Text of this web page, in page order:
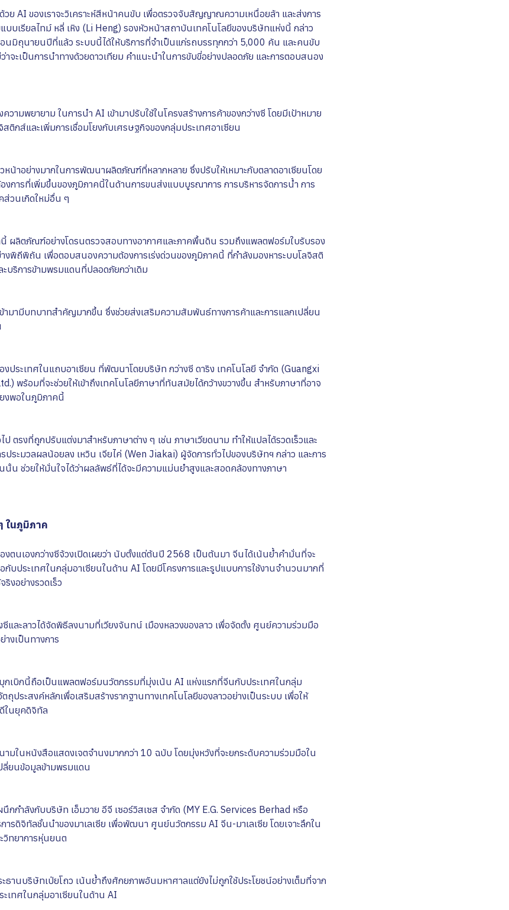
ย AI ของเราจะวิเคราะห์สีหน้าคนขับ เพื่อตรวจจับสัญญาณความเหนื่อยล้า และส่งการ
บบเรียลไทม์ หลี่ เหิง (Li Heng) รองหัวหน้าสถาบันเทคโนโลยีของบริษัทแห่งนี้ กล่าว
อนมิถุนายนปีที่แล้ว ระบบนี้ได้ให้บริการที่จำเป็นแก่รถบรรทุกกว่า 5,000 คัน และคนขับ
ะเป็นการนำทางด้วยดาวเทียม คำแนะนำในการขับขี่อย่างปลอดภัย และการตอบสนอง
ามพยายาม ในการนำ AI เข้ามาปรับใช้ในโครงสร้างการค้าของกว่างซี โดยมีเป้าหมาย
ติกส์และเพิ่มการเชื่อมโยงกับเศรษฐกิจของกลุ่มประเทศอาเซียน
น้าอย่างมากในการพัฒนาผลิตภัณฑ์ที่หลากหลาย ซึ่งปรับให้เหมาะกับตลาดอาเซียนโดย
งการที่เพิ่มขึ้นของภูมิภาคนี้ในด้านการขนส่งแบบบูรณาการ การบริหารจัดการน้ำ การ
ส่วนเกิดใหม่อื่น ๆ
นี้ ผลิตภัณฑ์อย่างโดรนตรวจสอบทางอากาศและภาคพื้นดิน รวมถึงแพลตฟอร์มใบรับรอง
พิถีพิถัน เพื่อตอบสนองความต้องการเร่งด่วนของภูมิภาคนี้ ที่กำลังมองหาระบบโลจิสติ
บริการข้ามพรมแดนที่ปลอดภัยกว่าเดิม
ามามีบทบาทสำคัญมากขึ้น ซึ่งช่วยส่งเสริมความสัมพันธ์ทางการค้าและการแลกเปลี่ยน
งประเทศในแถบอาเซียน ที่พัฒนาโดยบริษัท กว่างซี ดาริง เทคโนโลยี จำกัด (Guangxi
พร้อมที่จะช่วยให้เข้าถึงเทคโนโลยีภาษาที่ทันสมัยได้กว้างขวางขึ้น สำหรับภาษาที่อาจ
งพอในภูมิภาคนี้
ป ตรงที่ถูกปรับแต่งมาสำหรับภาษาต่าง ๆ เช่น ภาษาเวียดนาม ทำให้แปลได้รวดเร็วและ
ประมวลผลน้อยลง เหวิน เจียไค่ (Wen Jiakai) ผู้จัดการทั่วไปของบริษัทฯ กล่าว และการ
นั้น ช่วยให้มั่นใจได้ว่าผลลัพธ์ที่ได้จะมีความแม่นยำสูงและสอดคล้องทางภาษา
ในภูมิภาค
งตนเองกว่างซีจ้วงเปิดเผยว่า นับตั้งแต่ต้นปี 2568 เป็นต้นมา จีนได้เน้นย้ำคำมั่นที่จะ
บประเทศในกลุ่มอาเซียนในด้าน AI โดยมีโครงการและรูปแบบการใช้งานจำนวนมากที่
งอย่างรวดเร็ว
และลาวได้จัดพิธีลงนามที่เวียงจันทน์ เมืองหลวงของลาว เพื่อจัดตั้ง ศูนย์ความร่วมมือ
งเป็นทางการ
กเบิกนี้ถือเป็นแพลตฟอร์มนวัตกรรมที่มุ่งเน้น AI แห่งแรกที่จีนกับประเทศในกลุ่ม
ถุประสงค์หลักเพื่อเสริมสร้างรากฐานทางเทคโนโลยีของลาวอย่างเป็นระบบ เพื่อให้
ในยุคดิจิทัล
ามในหนังสือแสดงเจตจำนงมากกว่า 10 ฉบับ โดยมุ่งหวังที่จะยกระดับความร่วมมือใน
ลี่ยนข้อมูลข้ามพรมแดน
กกำลังกับบริษัท เอ็มวาย อีจี เซอร์วิสเซส จำกัด (MY E.G. Services Berhad หรือ
ารดิจิทัลชั้นนำของมาเลเซีย เพื่อพัฒนา ศูนย์นวัตกรรม AI จีน-มาเลเซีย โดยเจาะลึกใน
วิทยาการหุ่นยนต
ธานบริษัทเป่ยโถว เน้นย้ำถึงศักยภาพอันมหาศาลแต่ยังไม่ถูกใช้ประโยชน์อย่างเต็มที่จาก
เทศในกลุ่มอาเซียนในด้าน AI